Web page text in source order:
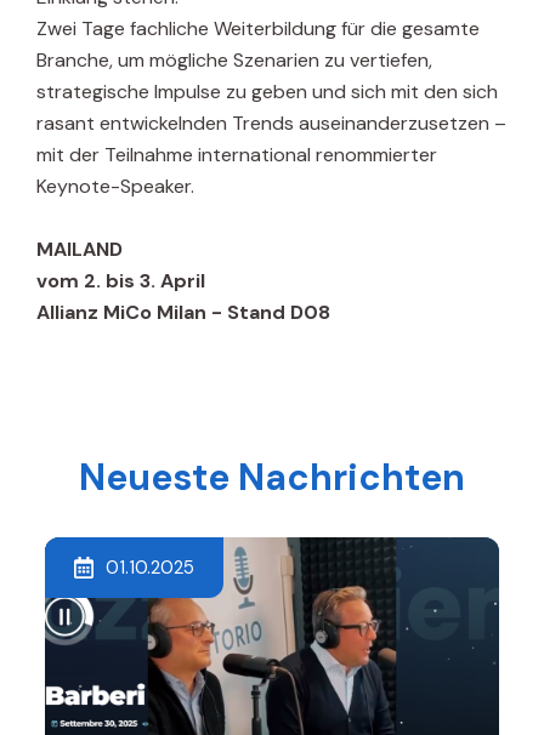
Zwei Tage fachliche Weiterbildung für die gesamte
Branche, um mögliche Szenarien zu vertiefen,
strategische Impulse zu geben und sich mit den sich
rasant entwickelnden Trends auseinanderzusetzen –
mit der Teilnahme international renommierter
Keynote-Speaker.
MAILAND
vom 2. bis 3. April
Allianz MiCo Milan - Stand D08
Neueste Nachrichten
01.10.2025